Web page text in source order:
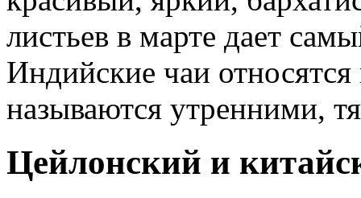
листьев в марте дает
Индийские чаи
называются утренними,
Цейлонский и